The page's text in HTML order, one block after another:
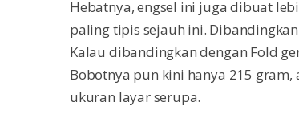
Hebatnya, engsel ini juga dibuat
paling tipis sejauh ini.
Kalau dibandingkan dengan Fold
Bobotnya pun kini hanya 215
ukuran layar serupa.